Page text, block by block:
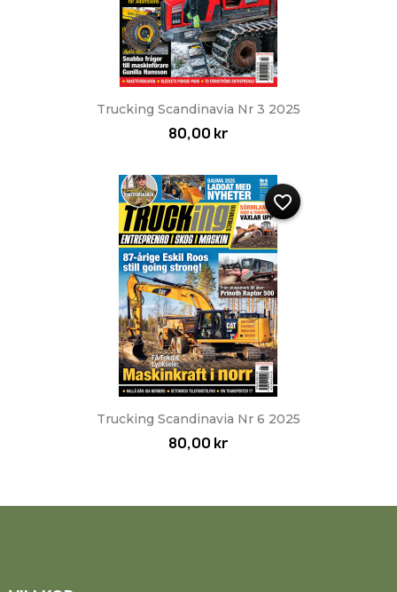
Trucking Scandinavia Nr 3 2025
80,00 kr
Trucking Scandinavia Nr 6 2025
80,00 kr
favorite_border